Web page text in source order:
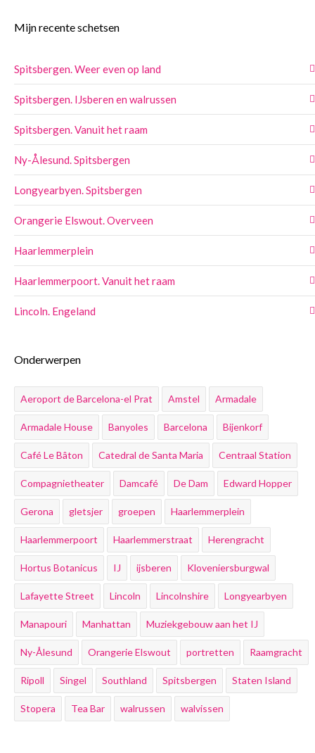
Mijn recente schetsen
Spitsbergen. Weer even op land
Spitsbergen. IJsberen en walrussen
Spitsbergen. Vanuit het raam
Ny-Ålesund. Spitsbergen
Longyearbyen. Spitsbergen
Orangerie Elswout. Overveen
Haarlemmerplein
Haarlemmerpoort. Vanuit het raam
Lincoln. Engeland
Onderwerpen
Aeroport de Barcelona-el Prat Amstel Armadale
Armadale House Banyoles Barcelona Bijenkorf
Café Le Bâton Catedral de Santa Maria Centraal Station
Compagnietheater Damcafé De Dam Edward Hopper
Gerona gletsjer groepen Haarlemmerplein
Haarlemmerpoort Haarlemmerstraat Herengracht
Hortus Botanicus IJ ijsberen Kloveniersburgwal
Lafayette Street Lincoln Lincolnshire Longyearbyen
Manapouri Manhattan Muziekgebouw aan het IJ
Ny-Ålesund Orangerie Elswout portretten Raamgracht
Ripoll Singel Southland Spitsbergen Staten Island
Stopera Tea Bar walrussen walvissen